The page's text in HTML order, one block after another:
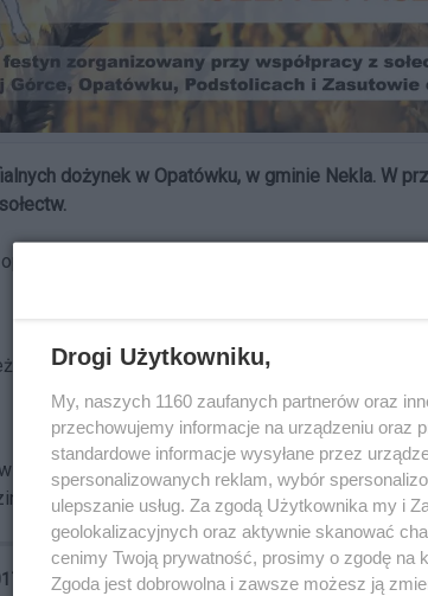
dożynek w Opatówku, w gminie Nekla. W
proboszcz parafii w Opatówku, ks.
loterii fantowej.
przyszły wtorek, 15 sierpnia. Uroczystość
później mieszkańcy będą już bawić się na
12:51
Drogi Użytkowniku,
My, naszych 1160 zaufanych partnerów oraz
przechowujemy informacje na urządzeniu oraz
standardowe informacje wysyłane przez
spersonalizowanych reklam, wybór
ulepszanie usług. Za zgodą Użytkownika my i
geolokalizacyjnych oraz aktywnie skanować
cenimy Twoją prywatność, prosimy o zgodę na
Zgoda jest dobrowolna i zawsze możesz ją